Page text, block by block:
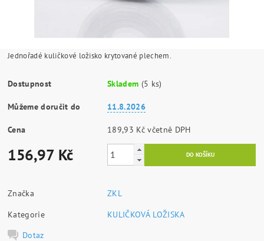
Jednořadé kuličkové ložisko krytované plechem.
Dostupnost Skladem (5 ks)
Můžeme doručit do 11.8.2026
Cena 189,93 Kč včetně DPH
156,97 Kč
Značka
ZKL
Kategorie
KULIČKOVÁ LOŽISKA
Dotaz